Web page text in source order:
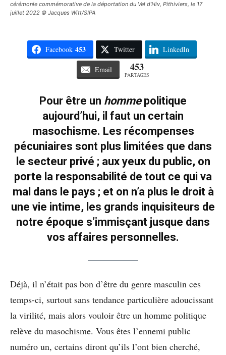
cérémonie commémorative de la déportation du Vel d'Hiv, Pithiviers, le 17
juillet 2022 © Jacques Witt/SIPA
Facebook 453 Twitter LinkedIn
Email 453
PARTAGES
Pour être un homme politique
aujourd’hui, il faut un certain
masochisme. Les récompenses
pécuniaires sont plus limitées que dans
le secteur privé ; aux yeux du public, on
porte la responsabilité de tout ce qui va
mal dans le pays ; et on n’a plus le droit à
une vie intime, les grands inquisiteurs de
notre époque s’immisçant jusque dans
vos affaires personnelles.
Déjà, il n’était pas bon d’être du genre masculin ces
temps-ci, surtout sans tendance particulière adoucissant
la virilité, mais alors vouloir être un homme politique
relève du masochisme. Vous êtes l’ennemi public
numéro un, certains diront qu’ils l’ont bien cherché,